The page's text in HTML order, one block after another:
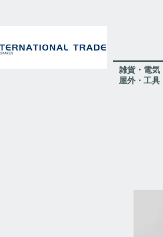
​雑貨・電気
​屋外・工具